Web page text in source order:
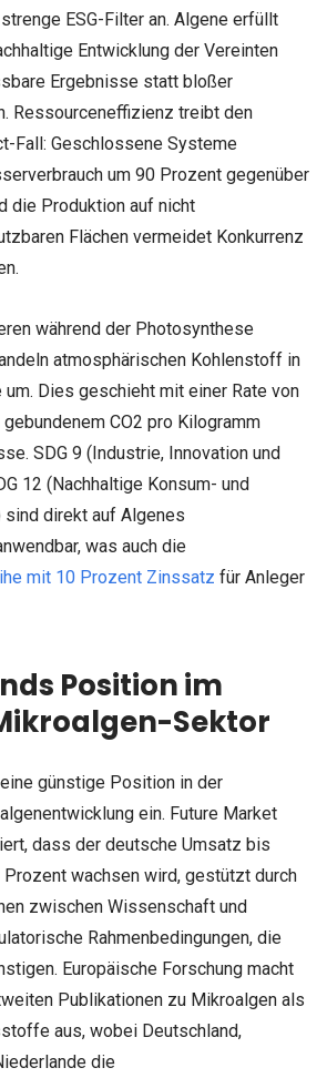
ESG-Filter an. Algene erfüllt
Entwicklung der Vereinten
Ergebnisse statt bloßer
Ressourceneffizienz treibt den
Fall: Geschlossene Systeme
um 90 Prozent gegenüber
die Produktion auf nicht
Flächen vermeidet Konkurrenz
während der Photosynthese
atmosphärischen Kohlenstoff in
Dies geschieht mit einer Rate von
CO2 pro Kilogramm
SDG 9 (Industrie, Innovation und
12 (Nachhaltige Konsum- und
direkt auf Algenes
was auch die
mit 10 Prozent Zinssatz für Anleger
Position im
Sektor
günstige Position in der
ein. Future Market
dass der deutsche Umsatz bis
Prozent wachsen wird, gestützt durch
zwischen Wissenschaft und
Rahmenbedingungen, die
Europäische Forschung macht
Publikationen zu Mikroalgen als
aus, wobei Deutschland,
die